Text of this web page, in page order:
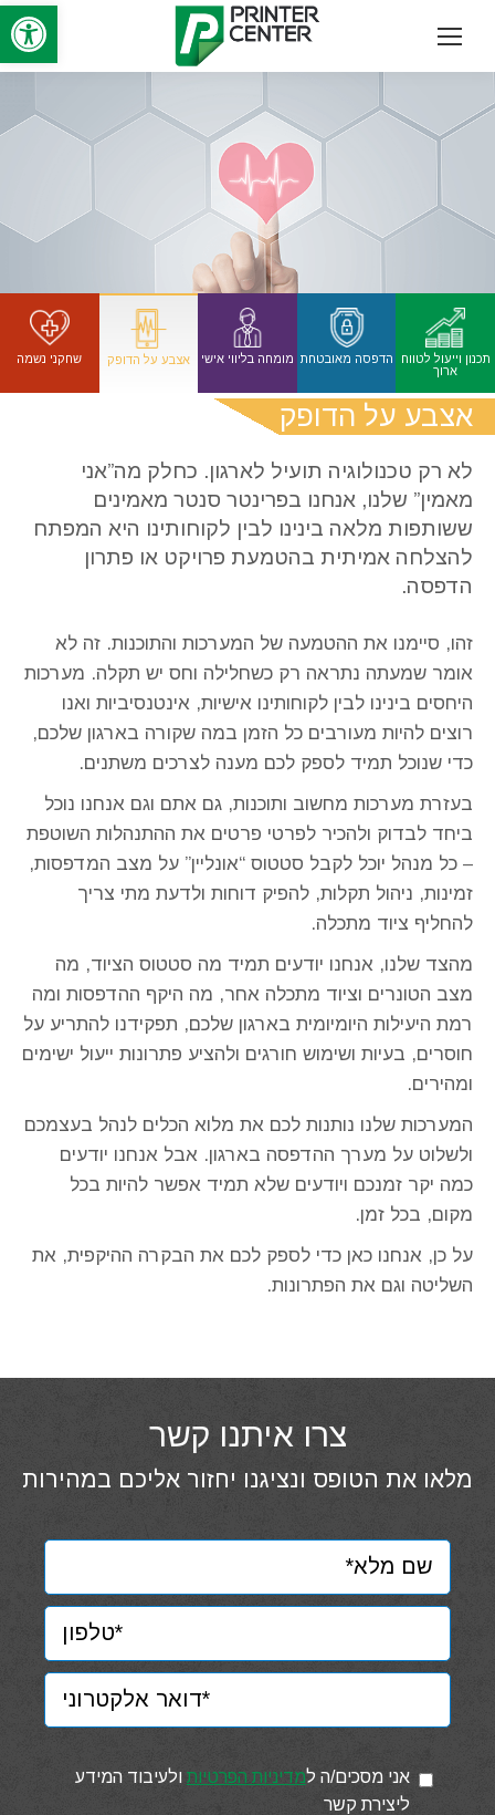
פתח
תכנון וייעול לטווח
ארוך
הדפסה מאובטחת מומחה בליווי אישי אצבע על הדופק שחקני נשמה
אצבע על הדופק
לא רק טכנולוגיה תועיל לארגון. כחלק מה”אני
מאמין” שלנו, אנחנו בפרינטר סנטר מאמינים
ששותפות מלאה בינינו לבין לקוחותינו היא המפתח
להצלחה אמיתית בהטמעת פרויקט או פתרון
הדפסה.
זהו, סיימנו את ההטמעה של המערכות והתוכנות. זה לא
אומר שמעתה נתראה רק כשחלילה וחס יש תקלה. מערכות
היחסים בינינו לבין לקוחותינו אישיות, אינטנסיביות ואנו
רוצים להיות מעורבים כל הזמן במה שקורה בארגון שלכם,
כדי שנוכל תמיד לספק לכם מענה לצרכים משתנים.
בעזרת מערכות מחשוב ותוכנות, גם אתם וגם אנחנו נוכל
ביחד לבדוק ולהכיר לפרטי פרטים את ההתנהלות השוטפת
– כל מנהל יוכל לקבל סטטוס “אונליין” על מצב המדפסות,
זמינות, ניהול תקלות, להפיק דוחות ולדעת מתי צריך
להחליף ציוד מתכלה.
מהצד שלנו, אנחנו יודעים תמיד מה סטטוס הציוד, מה
מצב הטונרים וציוד מתכלה אחר, מה היקף ההדפסות ומה
רמת היעילות היומיומית בארגון שלכם, תפקידנו להתריע על
חוסרים, בעיות ושימוש חורגים ולהציע פתרונות ייעול ישימים
ומהירים.
המערכות שלנו נותנות לכם את מלוא הכלים לנהל בעצמכם
ולשלוט על מערך ההדפסה בארגון. אבל אנחנו יודעים
כמה יקר זמנכם ויודעים שלא תמיד אפשר להיות בכל
מקום, בכל זמן.
על כן, אנחנו כאן כדי לספק לכם את הבקרה ההיקפית, את
השליטה וגם את הפתרונות.
צרו איתנו קשר
מלאו את הטופס ונציגנו יחזור אליכם במהירות
אני מסכים/ה למדיניות הפרטיות ולעיבוד המידע
ליצירת קשר